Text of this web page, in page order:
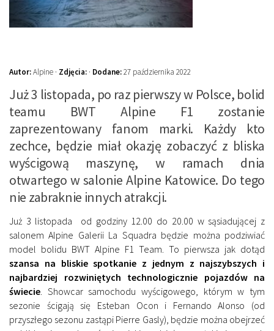
Autor:Alpine · Zdjęcia: · Dodane:27 października 2022
Już 3 listopada, po raz pierwszy w Polsce, bolid
teamu BWT Alpine F1 zostanie
zaprezentowany fanom marki. Każdy kto
zechce, będzie miał okazję zobaczyć z bliska
wyścigową maszynę, w ramach dnia
otwartego w salonie Alpine Katowice. Do tego
nie zabraknie innych atrakcji.
Już 3 listopada od godziny 12.00 do 20.00 w sąsiadującej z
salonem Alpine Galerii La Squadra będzie można podziwiać
model bolidu BWT Alpine F1 Team. To pierwsza jak dotąd
szansa na bliskie spotkanie z jednym z najszybszych i
najbardziej rozwiniętych technologicznie pojazdów na
świecie . Showcar samochodu wyścigowego, którym w tym
sezonie ścigają się Esteban Ocon i Fernando Alonso (od
przyszłego sezonu zastąpi Pierre Gasly), będzie można obejrzeć